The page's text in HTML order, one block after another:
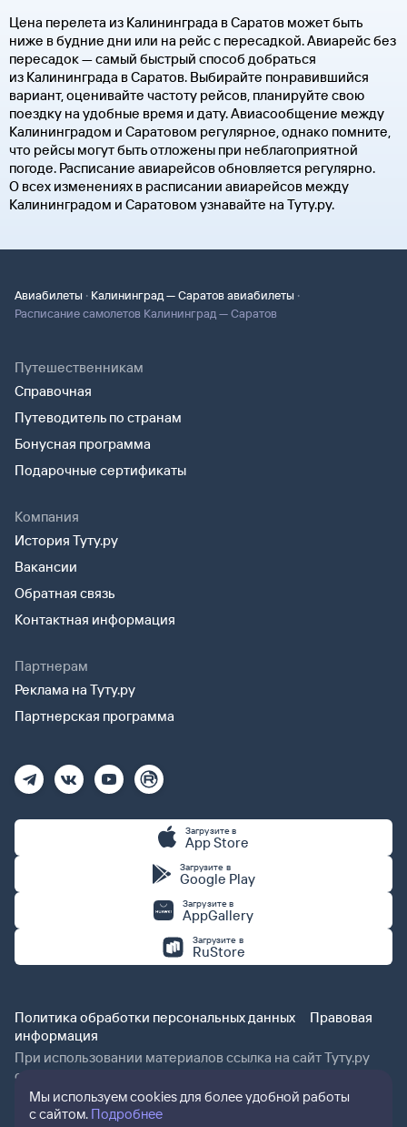
Цена перелета из Калининграда в Саратов может быть
ниже в будние дни или на рейс с пересадкой. Авиарейс без
пересадок — самый быстрый способ добраться
из Калининграда в Саратов. Выбирайте понравившийся
вариант, оценивайте частоту рейсов, планируйте свою
поездку на удобные время и дату. Авиасообщение между
Калининградом и Саратовом регулярное, однако помните,
что рейсы могут быть отложены при неблагоприятной
погоде. Расписание авиарейсов обновляется регулярно.
О всех изменениях в расписании авиарейсов между
Калининградом и Саратовом узнавайте на Туту.ру.
Авиабилеты · Калининград — Саратов авиабилеты ·
Расписание самолетов Калининград — Саратов
Путешественникам
Справочная
Путеводитель по странам
Бонусная программа
Подарочные сертификаты
Компания
История Туту.ру
Вакансии
Обратная связь
Контактная информация
Партнерам
Реклама на Туту.ру
Партнерская программа
Загрузите в
App Store
Загрузите в
Google Play
Загрузите в
AppGallery
Загрузите в
RuStore
Политика обработки персональных данных
Правовая
информация
При использовании материалов ссылка на сайт Туту.ру
обязательна.
Мы используем cookies для более удобной работы
с сайтом. Подробнее